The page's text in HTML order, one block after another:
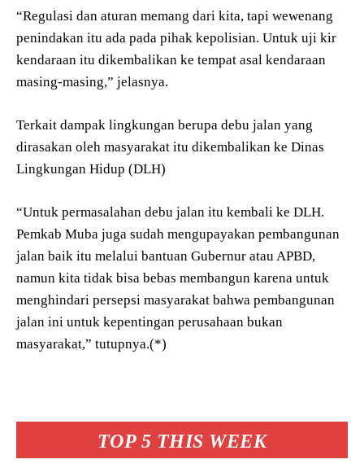
TOP 5 THIS WEEK
“Regulasi dan aturan memang dari kita, tapi wewenang
penindakan itu ada pada pihak kepolisian. Untuk uji kir
kendaraan itu dikembalikan ke tempat asal kendaraan
masing-masing,” jelasnya.
Terkait dampak lingkungan berupa debu jalan yang
dirasakan oleh masyarakat itu dikembalikan ke Dinas
Lingkungan Hidup (DLH)
“Untuk permasalahan debu jalan itu kembali ke DLH.
Pemkab Muba juga sudah mengupayakan pembangunan
jalan baik itu melalui bantuan Gubernur atau APBD,
namun kita tidak bisa bebas membangun karena untuk
menghindari persepsi masyarakat bahwa pembangunan
jalan ini untuk kepentingan perusahaan bukan
masyarakat,” tutupnya.(*)